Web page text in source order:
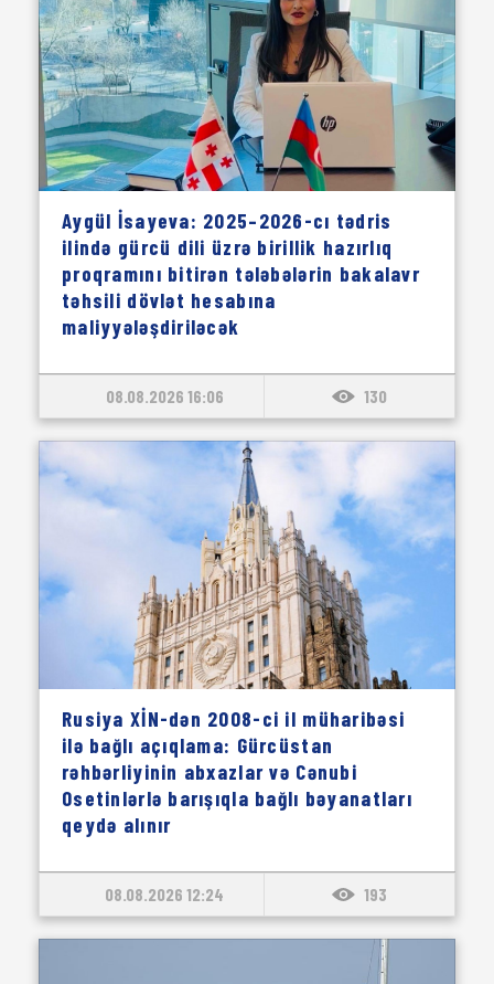
Aygül İsayeva: 2025–2026-cı tədris
ilində gürcü dili üzrə birillik hazırlıq
proqramını bitirən tələbələrin bakalavr
təhsili dövlət hesabına
maliyyələşdiriləcək
08.08.2026 16:06 130
Rusiya XİN-dən 2008-ci il müharibəsi
ilə bağlı açıqlama: Gürcüstan
rəhbərliyinin abxazlar və Cənubi
Osetinlərlə barışıqla bağlı bəyanatları
qeydə alınır
08.08.2026 12:24 193